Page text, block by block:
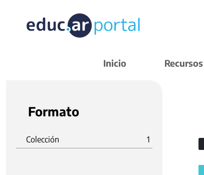
Inicio Recursos
Formato
Colección 1